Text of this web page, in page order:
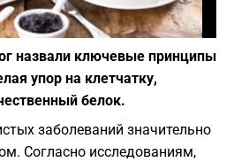
Фото: depositphotos.com
назвали ключевые принципы
упор на клетчатку,
белок.
заболеваний значительно
Согласно исследованиям,